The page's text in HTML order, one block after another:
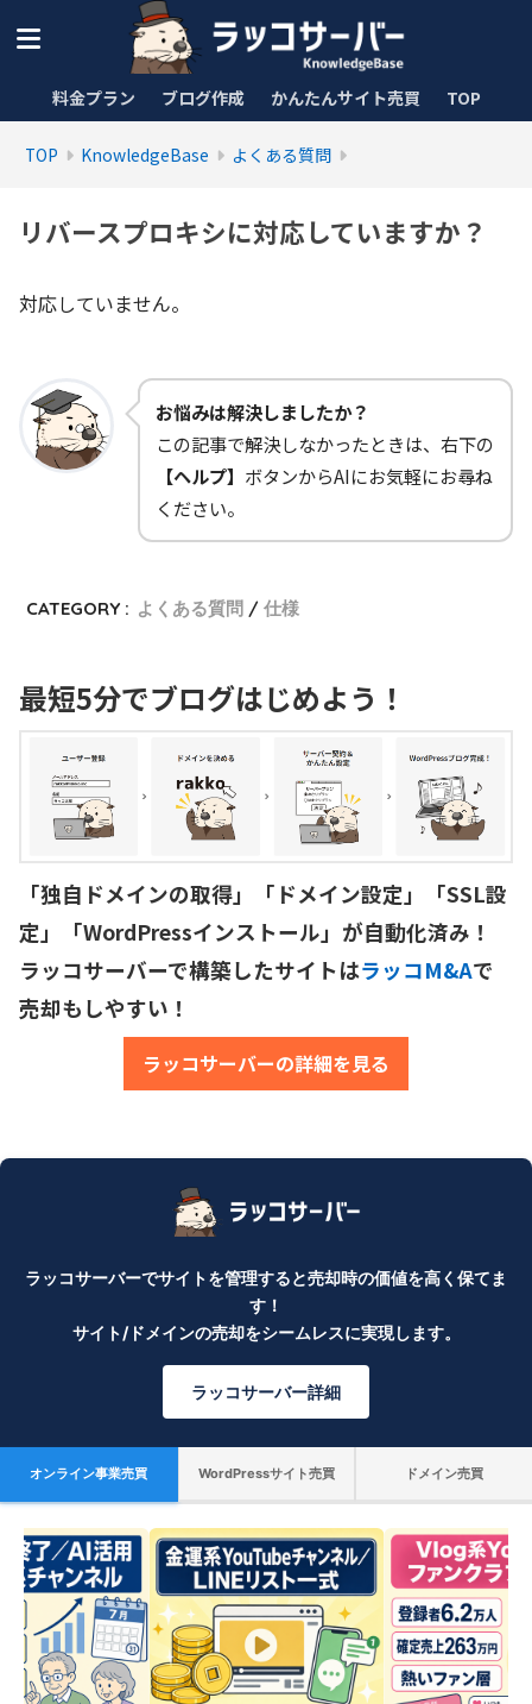
料金プラン ブログ作成 かんたんサイト売買 TOP
TOP KnowledgeBase よくある質問
リバースプロキシに対応していますか？
対応していません。
お悩みは解決しましたか？
この記事で解決しなかったときは、右下の
【ヘルプ】 ボタンからAIにお気軽にお尋ね
ください。
CATEGORY : よくある質問 仕様
最短5分でブログはじめよう！
「独自ドメインの取得」「ドメイン設定」「SSL設
定」「WordPressインストール」が自動化済み！
ラッコサーバーで構築したサイトはラッコM&Aで
売却もしやすい！
ラッコサーバーの詳細を見る
ラッコサーバーでサイトを管理すると売却時の価値を高く保てま
す！
サイト/ドメインの売却をシームレスに実現します。
ラッコサーバー詳細
オンライン事業売買 WordPressサイト売買 ドメイン売買